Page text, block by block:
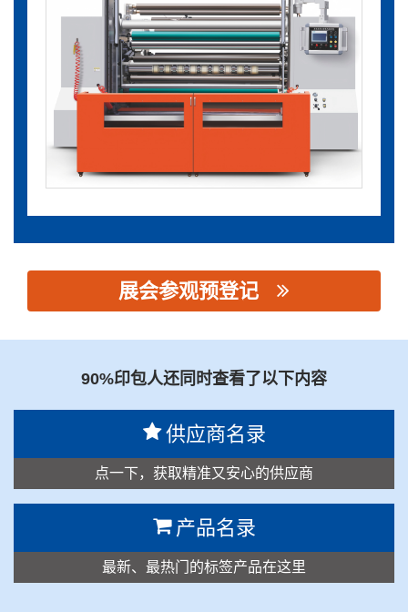
展会参观预登记
90%印包人还同时查看了以下内容
供应商名录
点一下，获取精准又安心的供应商
产品名录
最新、最热门的标签产品在这里